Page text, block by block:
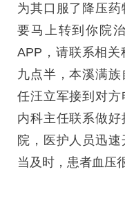
为其口服了降压
要马上转到你院
APP，请联系相关
九点半，本溪满
任汪立军接到对
内科主任联系做
院，医护人员迅
当及时，患者血压